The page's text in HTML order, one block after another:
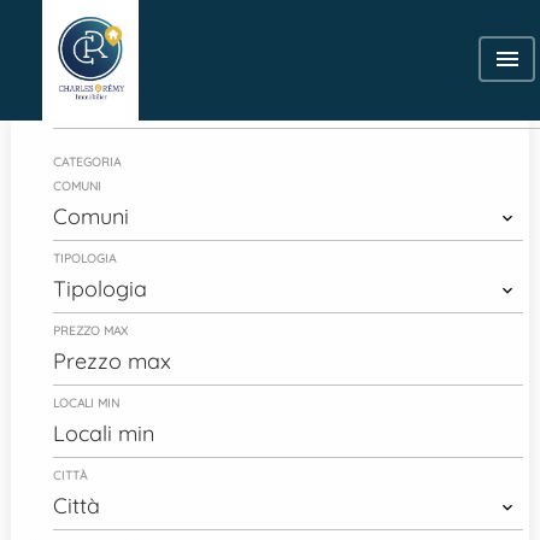
CATEGORIA
Categoria
COMUNI
Comuni
TIPOLOGIA
Tipologia
PREZZO MAX
LOCALI MIN
CITTÀ
Città